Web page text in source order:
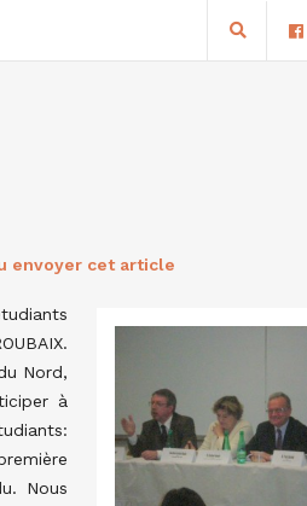
envoyer cet article
Nord,
à
Nous